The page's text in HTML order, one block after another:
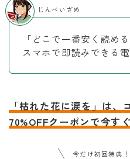
「どこで一番安く読め
スマホで即読みできる
じんべいざめ
「枯れた花に涙を」は、
70%OFFクーポンで今す
今だけ初回特典